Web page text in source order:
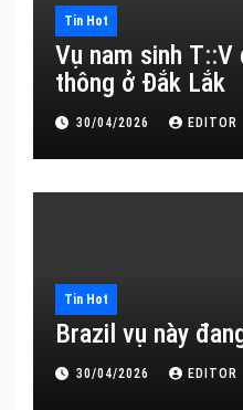
Tin Hot
Vụ nam sinh T::V
thông ở Đắk Lắk
30/04/2026 EDITOR
Tin Hot
Brazil vụ này
30/04/2026 EDITOR